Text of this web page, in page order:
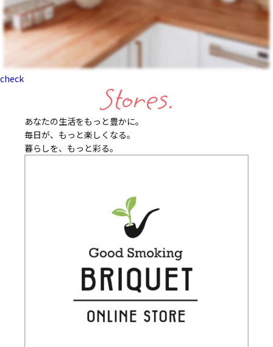
check
Stores.
あなたの生活をもっと豊かに。
毎日が、もっと楽しくなる。
暮らしを、もっと彩る。